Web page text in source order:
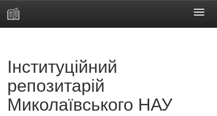
Інституційний
репозитарій
Миколаївського НАУ